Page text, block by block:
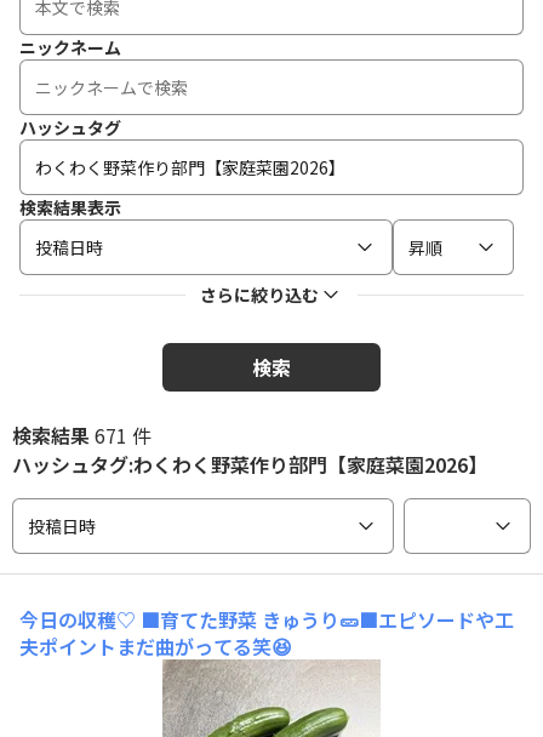
ニックネーム
ハッシュタグ
検索結果表示
投稿日時
昇順
さらに絞り込む
検索
検索結果671 件
ハッシュタグ:わくわく野菜作り部門【家庭菜園2026】
投稿日時
今日の収穫♡ ■育てた野菜 きゅうり🥒■エピソードや工
夫ポイントまだ曲がってる笑😆